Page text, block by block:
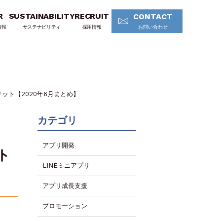
報
SUSTAINABILITY
サステナビリティ
RECRUIT
採用情報
CONTACT
お問い合わせ
ト【2020年6月まとめ】
カテゴリ
アプリ開発
LINEミニアプリ
アプリ成長支援
プロモーション